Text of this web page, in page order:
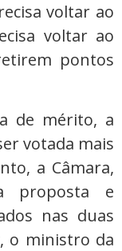
voltar ao
voltar ao
pontos
de mérito, a
votada mais
a Câmara,
proposta e
nas duas
o ministro da